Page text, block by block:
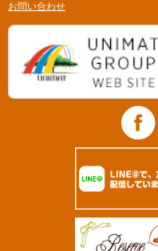
お問い合わせ